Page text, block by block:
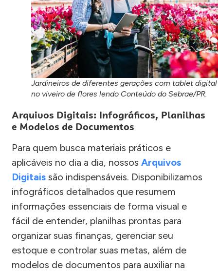
Jardineiros de diferentes gerações com tablet digital
no viveiro de flores lendo Conteúdo do Sebrae/PR.
Arquivos Digitais: Infográficos, Planilhas
e Modelos de Documentos
Para quem busca materiais práticos e
aplicáveis no dia a dia, nossos Arquivos
Digitais são indispensáveis. Disponibilizamos
infográficos detalhados que resumem
informações essenciais de forma visual e
fácil de entender, planilhas prontas para
organizar suas finanças, gerenciar seu
estoque e controlar suas metas, além de
modelos de documentos para auxiliar na